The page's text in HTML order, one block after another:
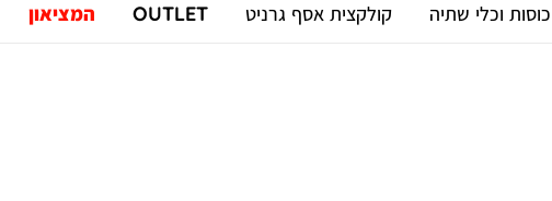
כוסות וכלי שתיה קולקצית אסף גרניט OUTLET המציאון